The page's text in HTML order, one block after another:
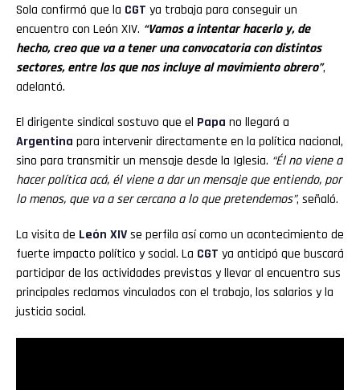
Sola confirmó que la CGT ya trabaja para conseguir un
encuentro con León XIV. “Vamos a intentar hacerlo y, de
hecho, creo que va a tener una convocatoria con distintos
sectores, entre los que nos incluye al movimiento obrero”,
adelantó.
El dirigente sindical sostuvo que el Papa no llegará a
Argentina para intervenir directamente en la política nacional,
sino para transmitir un mensaje desde la Iglesia. “Él no viene a
hacer política acá, él viene a dar un mensaje que entiendo, por
lo menos, que va a ser cercano a lo que pretendemos”, señaló.
La visita de León XIVse perfila así como un acontecimiento de
fuerte impacto político y social. La CGT ya anticipó que buscará
participar de las actividades previstas y llevar al encuentro sus
principales reclamos vinculados con el trabajo, los salarios y la
justicia social.